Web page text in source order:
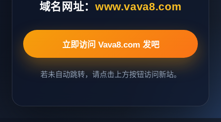
域名网址： www.vava8.com
立即访问 Vava8.com 发吧
若未自动跳转，请点击上方按钮访问新站。